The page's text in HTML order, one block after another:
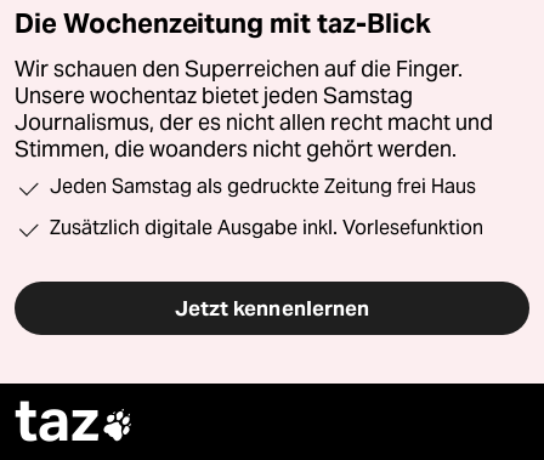
Die Wochenzeitung mit taz-Blick
Wir schauen den Superreichen auf die Finger.
Unsere wochentaz bietet jeden Samstag
Journalismus, der es nicht allen recht macht und
Stimmen, die woanders nicht gehört werden.
Jeden Samstag als gedruckte Zeitung frei Haus
Zusätzlich digitale Ausgabe inkl. Vorlesefunktion
Jetzt kennenlernen
taz